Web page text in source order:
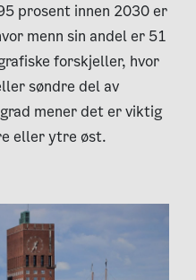
prosent innen 2030 er
menn sin andel er 51
forskjeller, hvor
søndre del av
mener det er viktig
eller ytre øst.